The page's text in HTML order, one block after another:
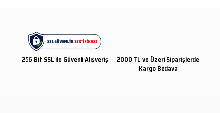
256 Bit SSL ile Güvenli Alışveriş
2000 TL ve Üzeri Siparişlerde
Kargo Bedava